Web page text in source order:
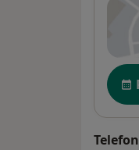
Telefon